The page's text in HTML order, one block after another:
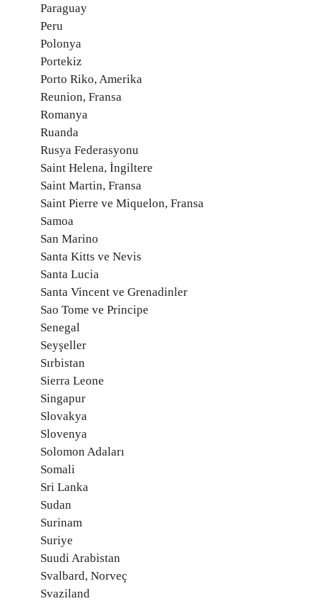
Paraguay
Peru
Polonya
Portekiz
Porto Riko, Amerika
Reunion, Fransa
Romanya
Ruanda
Rusya Federasyonu
Saint Helena, İngiltere
Saint Martin, Fransa
Saint Pierre ve Miquelon, Fransa
Samoa
San Marino
Santa Kitts ve Nevis
Santa Lucia
Santa Vincent ve Grenadinler
Sao Tome ve Principe
Senegal
Seyşeller
Sırbistan
Sierra Leone
Singapur
Slovakya
Slovenya
Solomon Adaları
Somali
Sri Lanka
Sudan
Surinam
Suriye
Suudi Arabistan
Svalbard, Norveç
Svaziland